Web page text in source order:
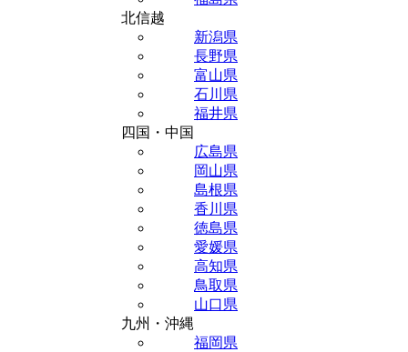
北信越
新潟県
長野県
富山県
石川県
福井県
四国・中国
広島県
岡山県
島根県
香川県
徳島県
愛媛県
高知県
鳥取県
山口県
九州・沖縄
福岡県